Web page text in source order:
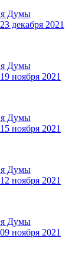
Думы
декабря 2021
Думы
ноября 2021
Думы
ноября 2021
Думы
ноября 2021
Думы
ноября 2021